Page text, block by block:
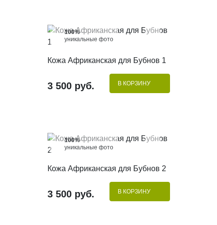
100%
уникальные фото
КУПИТЬ В 1 КЛИК
Кожа Африканская для Бубнов 1
3 500 руб. В КОРЗИНУ
100%
уникальные фото
КУПИТЬ В 1 КЛИК
Кожа Африканская для Бубнов 2
3 500 руб. В КОРЗИНУ